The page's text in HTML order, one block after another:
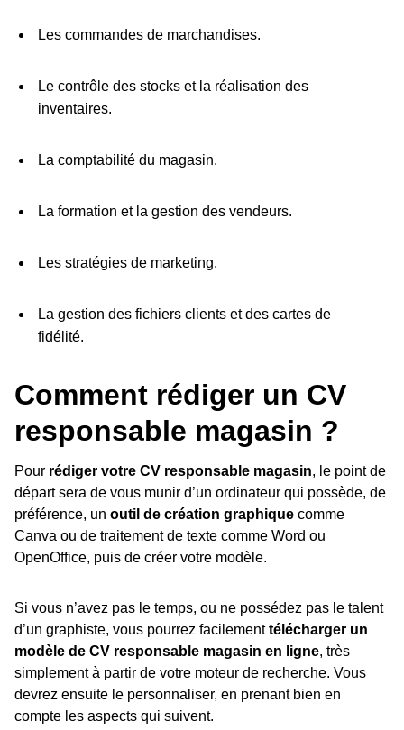
Les commandes de marchandises.
Le contrôle des stocks et la réalisation des
inventaires.
La comptabilité du magasin.
La formation et la gestion des vendeurs.
Les stratégies de marketing.
La gestion des fichiers clients et des cartes de
fidélité.
Comment rédiger un CV
responsable magasin ?
Pour rédiger votre CV responsable magasin, le point de
départ sera de vous munir d’un ordinateur qui possède, de
préférence, un outil de création graphique comme
Canva ou de traitement de texte comme Word ou
OpenOffice, puis de créer votre modèle.
Si vous n’avez pas le temps, ou ne possédez pas le talent
d’un graphiste, vous pourrez facilementtélécharger un
modèle de CV responsable magasin en ligne, très
simplement à partir de votre moteur de recherche. Vous
devrez ensuite le personnaliser, en prenant bien en
compte les aspects qui suivent.